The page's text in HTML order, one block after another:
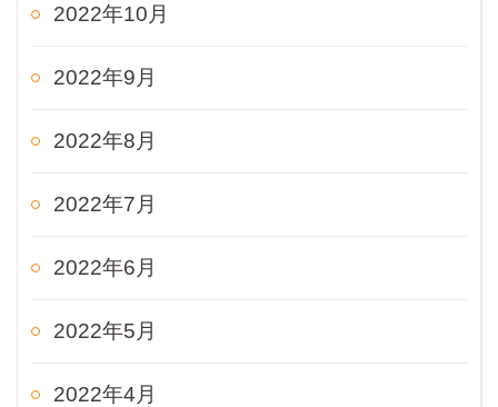
2022年10月
2022年9月
2022年8月
2022年7月
2022年6月
2022年5月
2022年4月